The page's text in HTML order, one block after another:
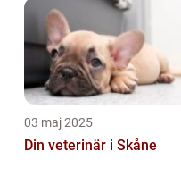
03 maj 2025
Din veterinär i Skåne